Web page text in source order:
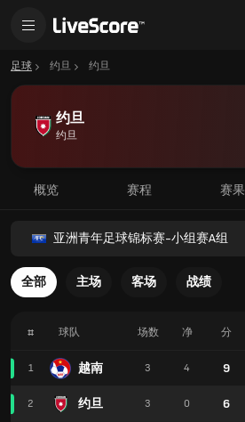
足球 约旦 约旦
约旦
约旦
概览 赛程 赛果
亚洲青年足球锦标赛-小组赛A组
全部 主场 客场 战绩
# 球队
1 越南
2 约旦
场数 净 分
3 4 9
3 0 6